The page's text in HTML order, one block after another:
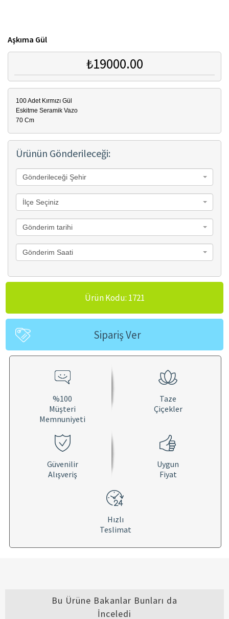
Aşkıma Gül
₺19000.00
100 Adet Kırmızı Gül
Eskitme Seramik Vazo
70 Cm
Ürünün Gönderileceği:
Gönderileceği Şehir
İlçe Seçiniz
Gönderim tarihi
Gönderim Saati
Ürün Kodu: 1721
Sipariş Ver
%100
Müşteri
Memnuniyeti
Taze
Çiçekler
Güvenilir
Alışveriş
Uygun
Fiyat
Hızlı
Teslimat
Bu Ürüne Bakanlar Bunları da
İnceledi